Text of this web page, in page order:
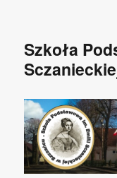
Szkoła